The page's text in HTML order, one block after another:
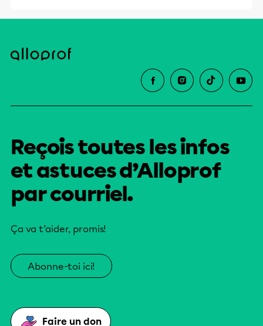
Reçois toutes les infos
et astuces d’Alloprof
par courriel.
Ça va t’aider, promis!
Abonne-toi ici!
Faire un don